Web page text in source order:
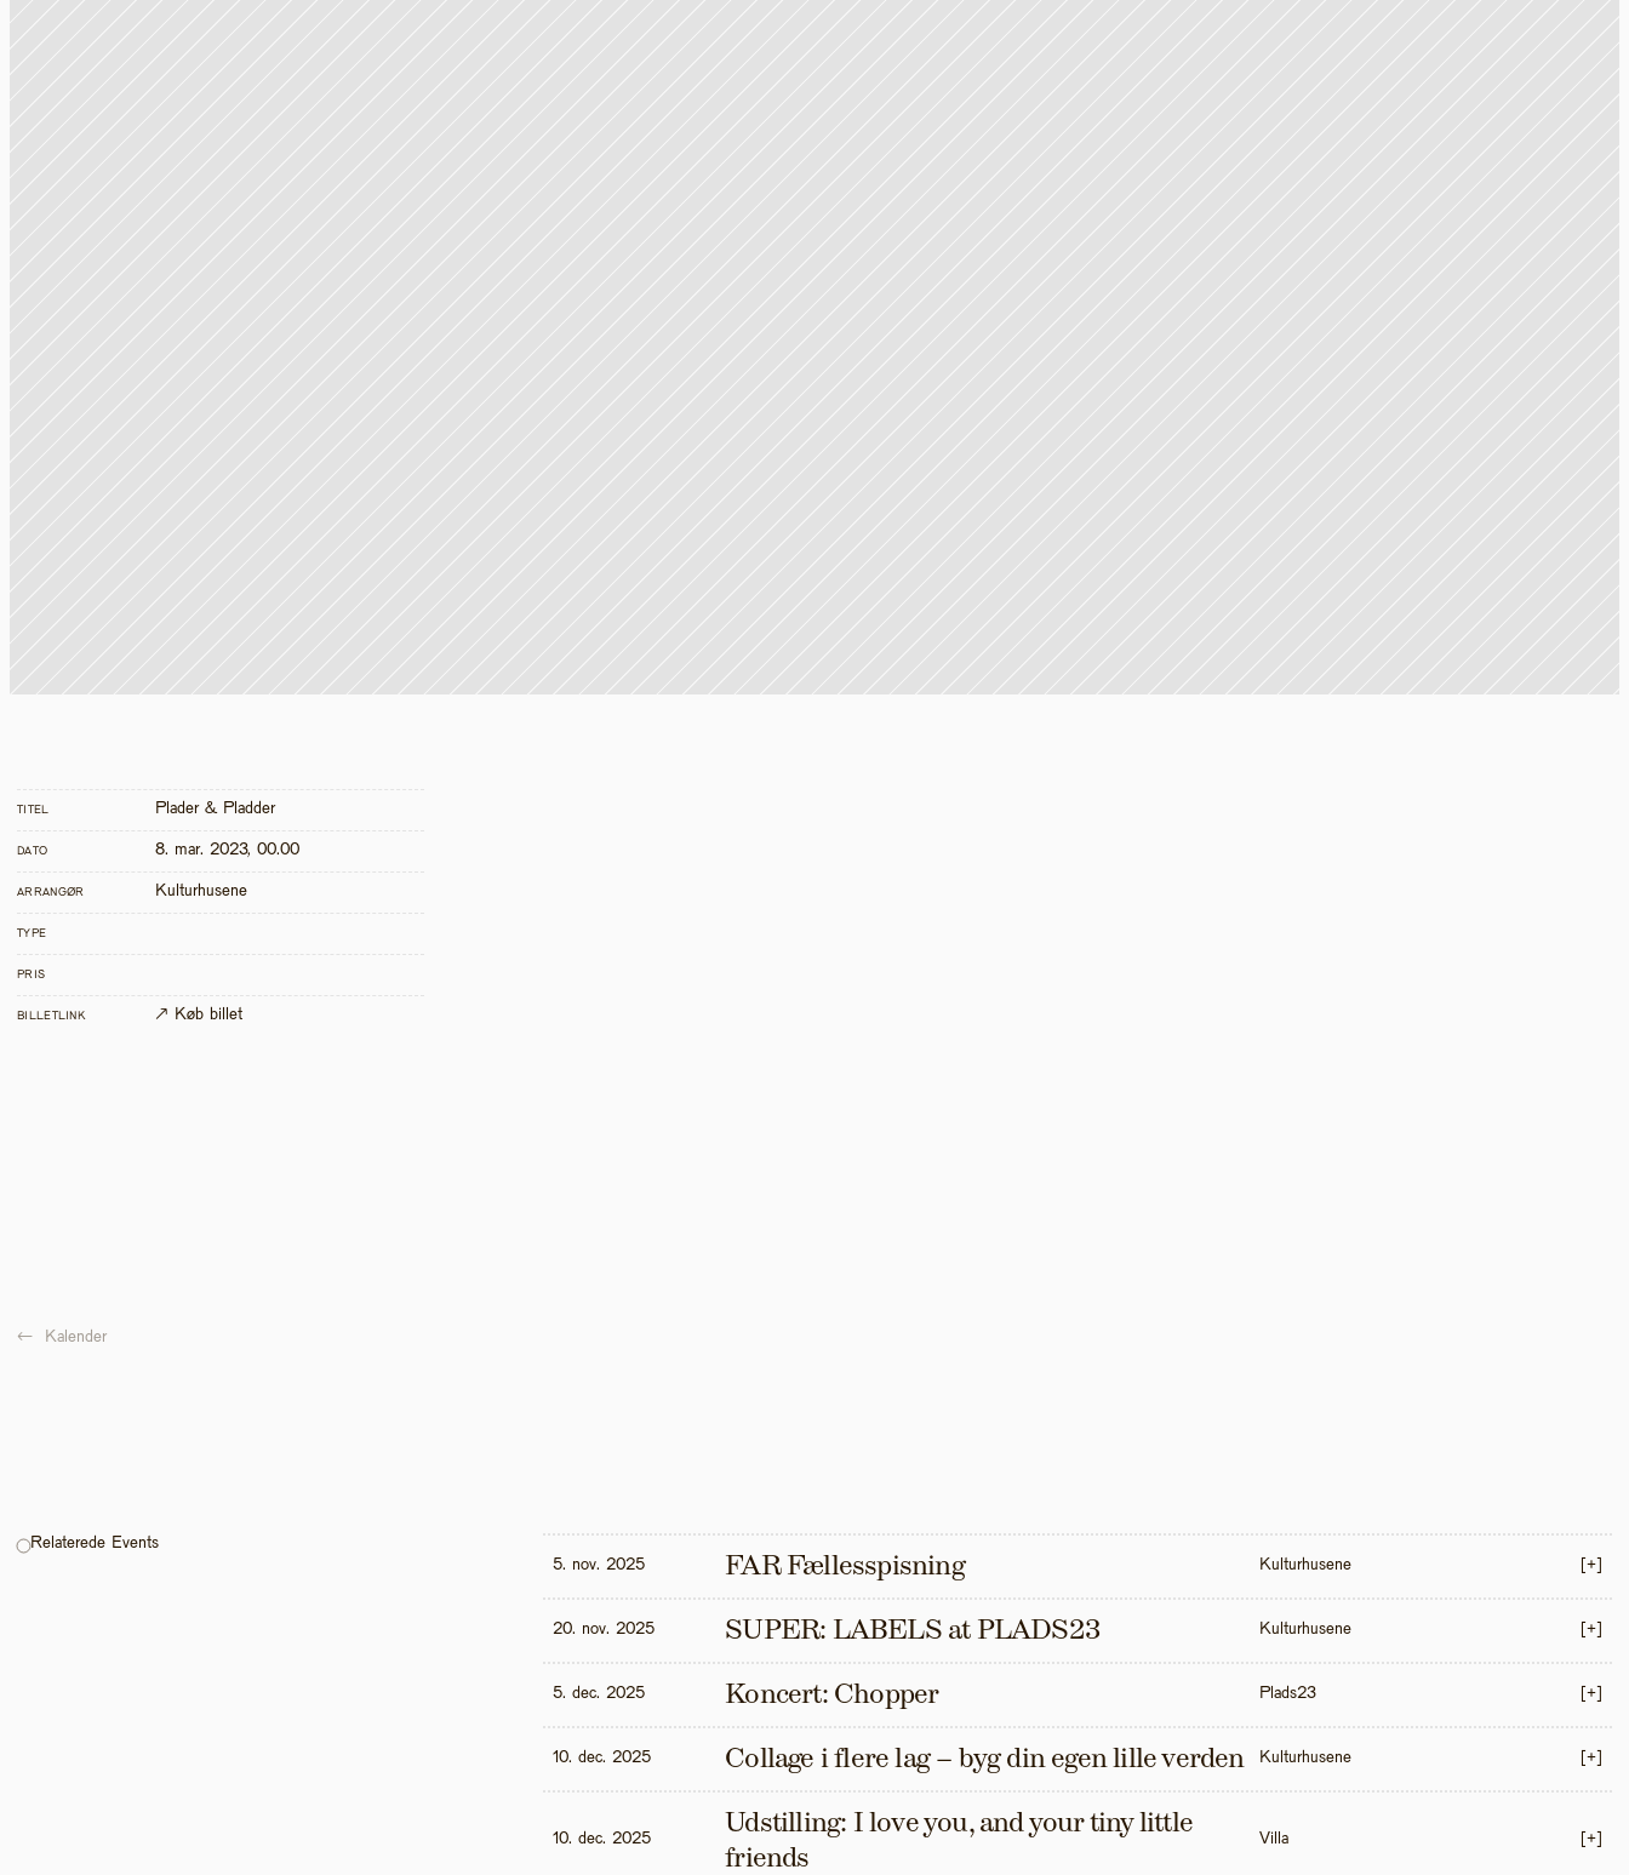
TITEL Plader & Pladder
DATO 8. mar. 2023, 00.00
ARRANGØR Kulturhusene
TYPE
PRIS
BILLETLINK ↗ Køb billet
← Kalender
Relaterede Events
5. nov. 2025
FAR Fællesspisning Kulturhusene [+]
20. nov. 2025 SUPER: LABELS at PLADS23 Kulturhusene [+]
5. dec. 2025 Koncert: Chopper Plads23 [+]
10. dec. 2025 Collage i flere lag – byg din egen lille verden Kulturhusene [+]
10. dec. 2025
Udstilling: I love you, and your tiny little
friends
Villa [+]